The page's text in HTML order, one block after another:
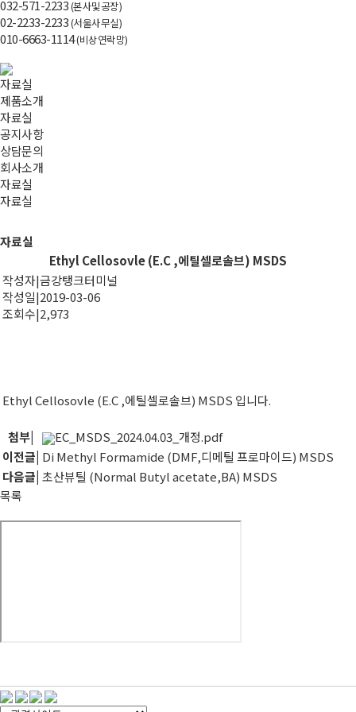
032-571-2233(본사및공장)
02-2233-2233(서울사무실)
010-6663-1114(비상연락망)
자료실
제품소개
자료실
공지사항
상담문의
회사소개
자료실
자료실
자료실
Ethyl Cellosovle (E.C ,에틸셀로솔브) MSDS
작성자|금강탱크터미널
작성일|2019-03-06
조회수|2,973
Ethyl Cellosovle (E.C ,에틸셀로솔브) MSDS 입니다.
첨부
EC_MSDS_2024.04.03_개정.pdf
이전글 Di Methyl Formamide (DMF,디메틸 프로마이드) MSDS
다음글 초산뷰틸 (Normal Butyl acetate,BA) MSDS
목록